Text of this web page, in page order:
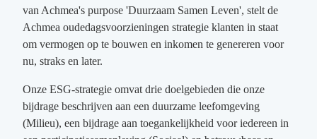
van Achmea's purpose 'Duurzaam Samen Leven', stelt de
Achmea oudedagsvoorzieningen strategie klanten in staat
om vermogen op te bouwen en inkomen te genereren voor
nu, straks en later.
Onze ESG-strategie omvat drie doelgebieden die onze
bijdrage beschrijven aan een duurzame leefomgeving
(Milieu), een bijdrage aan toegankelijkheid voor iedereen in